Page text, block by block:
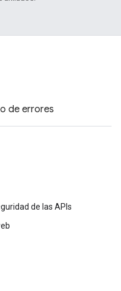
de errores
de las APIs